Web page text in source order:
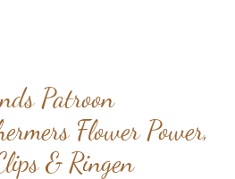
Patroon
Flower Power,
& Ringen